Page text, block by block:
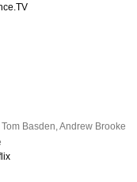
Tom Basden,Andrew Brooke